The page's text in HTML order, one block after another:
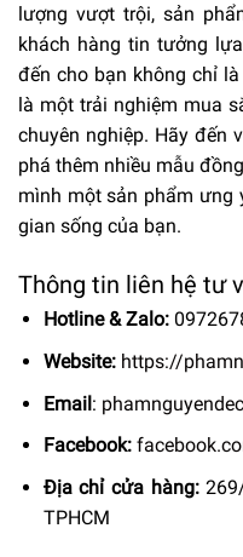
lượng vượt trội, sản
khách hàng tin tưởng
đến cho bạn không chỉ
là một trải nghiệm mua
chuyên nghiệp. Hãy đến
phá thêm nhiều mẫu
mình một sản phẩm ưng
gian sống của bạn.
Thông tin liên hệ tư
Hotline & Zalo:
Website: https://
Email:
Facebook:
Địa chỉ cửa hàng:269/
TPHCM